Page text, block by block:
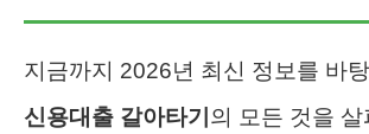
지금까지 2026년 최신 정보를 바
신용대출 갈아타기 의 모든 것을